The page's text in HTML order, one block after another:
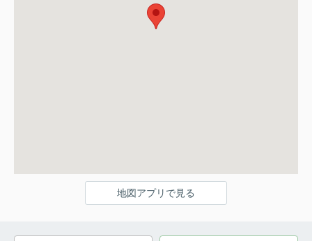
地図アプリで見る